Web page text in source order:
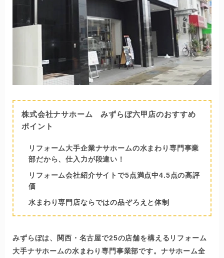
株式会社ナサホーム みずらぼ六甲店のおすすめ
ポイント
リフォーム大手企業ナサホームの水まわり専門事業
部だから、仕入力が段違い！
リフォーム会社紹介サイトで5点満点中4.5点の高評
価
水まわり専門店ならではの品ぞろえと体制
みずらぼは、関西・名古屋で25の店舗を構えるリフォーム
大手ナサホームの水まわり専門事業部です。ナサホーム全